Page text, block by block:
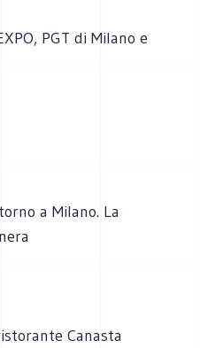
PGT di Milano e
a Milano. La
Canasta